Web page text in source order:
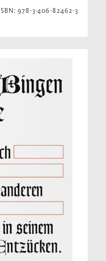
ISBN: 978-3-406-82462-3